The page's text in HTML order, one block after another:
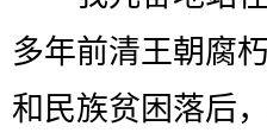
多年前清王朝腐
和民族贫困落后